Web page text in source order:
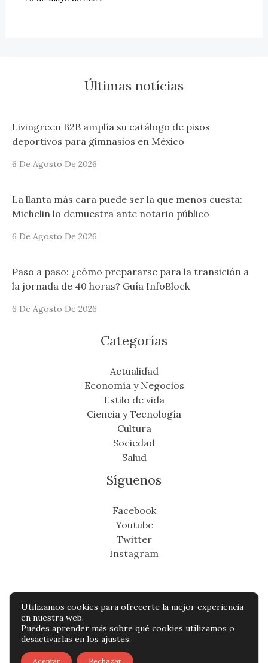
Últimas notícias
Livingreen B2B amplía su catálogo de pisos
deportivos para gimnasios en México
6 De Agosto De 2026
La llanta más cara puede ser la que menos cuesta:
Michelin lo demuestra ante notario público
6 De Agosto De 2026
Paso a paso: ¿cómo prepararse para la transición a
la jornada de 40 horas? Guía InfoBlock
6 De Agosto De 2026
Categorías
Actualidad
Economía y Negocios
Estilo de vida
Ciencia y Tecnología
Cultura
Sociedad
Salud
Síguenos
Facebook
Youtube
Twitter
Instagram
Copyright © Todos os direitos reservados -
cronicafinanciera.com
Política de privacidad
Utilizamos cookies para ofrecerte la mejor experiencia
en nuestra web.
Puedes aprender más sobre qué cookies utilizamos o
desactivarlas en los ajustes.
Aceptar Rechazar